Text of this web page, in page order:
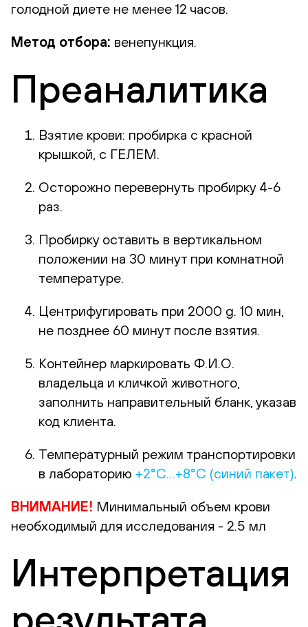
голодной диете не менее 12 часов.
Метод отбора: венепункция.
Преаналитика
Взятие крови: пробирка с красной
крышкой, с ГЕЛЕМ.
Осторожно перевернуть пробирку 4-6
раз.
Пробирку оставить в вертикальном
положении на 30 минут при комнатной
температуре.
Центрифугировать при 2000 g. 10 мин,
не позднее 60 минут после взятия.
Контейнер маркировать Ф.И.О.
владельца и кличкой животного,
заполнить направительный бланк, указав
код клиента.
Температурный режим транспортировки
в лабораторию +2°С…+8°С (синий пакет).
ВНИМАНИЕ! Минимальный объем крови
необходимый для исследования - 2.5 мл
Интерпретация